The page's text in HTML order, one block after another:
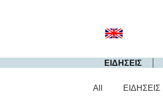
ΕΙΔΗΣΕΙΣ
All ΕΙΔΗΣΕΙΣ